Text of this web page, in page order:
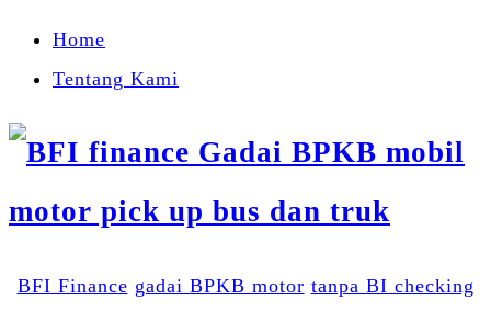
Home
Tentang Kami
BFI Finance gadai BPKB motor tanpa BI checking